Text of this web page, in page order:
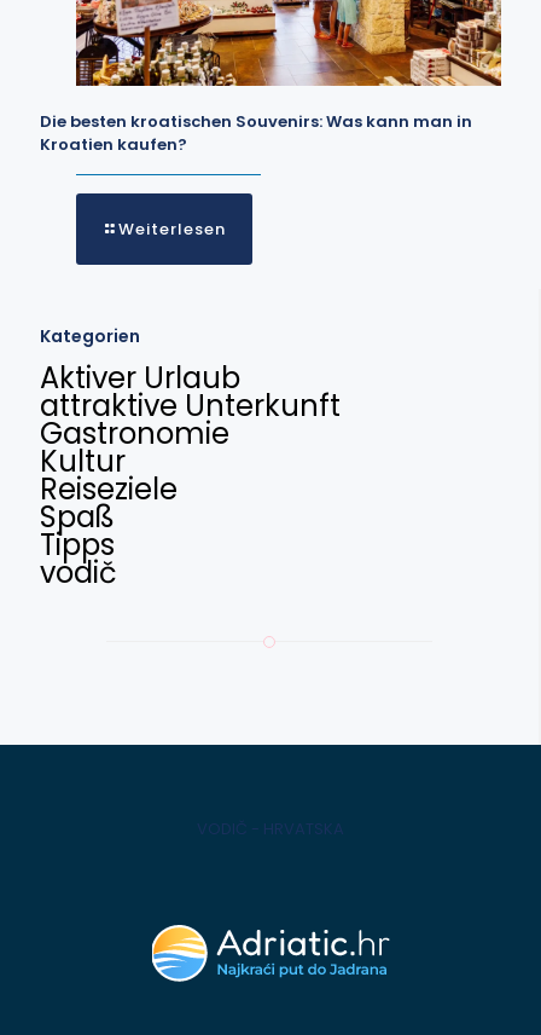
Die besten kroatischen Souvenirs: Was kann man in
Kroatien kaufen?
Weiterlesen
Kategorien
Aktiver Urlaub
attraktive Unterkunft
Gastronomie
Kultur
Reiseziele
Spaß
Tipps
vodič
VODIČ - HRVATSKA